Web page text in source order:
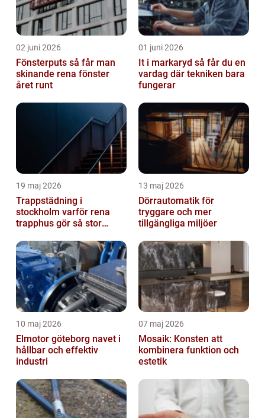
02 juni 2026
Fönsterputs så får man
skinande rena fönster
året runt
01 juni 2026
It i markaryd så får du en
vardag där tekniken bara
fungerar
19 maj 2026
Trappstädning i
stockholm varför rena
trapphus gör så stor
13 maj 2026
Dörrautomatik för
tryggare och mer
tillgängliga miljöer
10 maj 2026
Elmotor göteborg navet i
hållbar och effektiv
industri
07 maj 2026
Mosaik: Konsten att
kombinera funktion och
estetik